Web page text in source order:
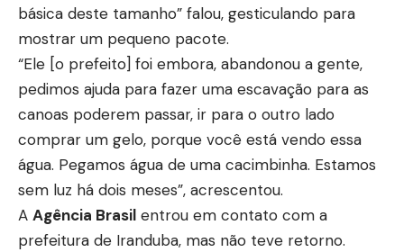
básica deste tamanho” falou, gesticulando para
mostrar um pequeno pacote.
“Ele [o prefeito] foi embora, abandonou a gente,
pedimos ajuda para fazer uma escavação para as
canoas poderem passar, ir para o outro lado
comprar um gelo, porque você está vendo essa
água. Pegamos água de uma cacimbinha. Estamos
sem luz há dois meses”, acrescentou.
A Agência Brasil entrou em contato com a
prefeitura de Iranduba, mas não teve retorno.